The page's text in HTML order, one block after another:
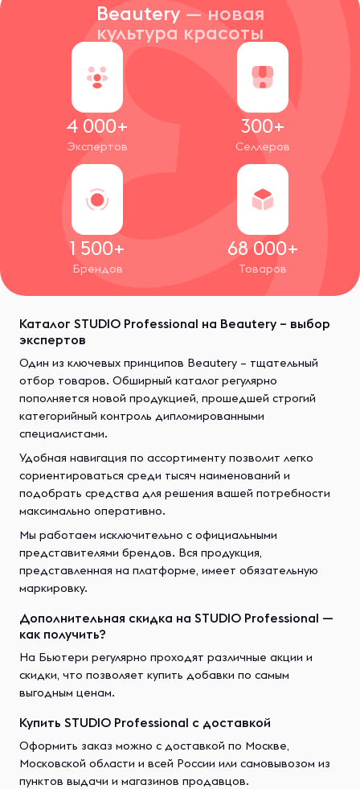
Beautery — новая
культура красоты
4 000+
Экспертов
300+
Селлеров
1 500+
Брендов
68 000+
Товаров
Каталог STUDIO Professional на Beautery – выбор
экспертов
Один из ключевых принципов Beautery – тщательный
отбор товаров. Обширный каталог регулярно
пополняется новой продукцией, прошедшей строгий
категорийный контроль дипломированными
специалистами.
Удобная навигация по ассортименту позволит легко
сориентироваться среди тысяч наименований и
подобрать средства для решения вашей потребности
максимально оперативно.
Мы работаем исключительно с официальными
представителями брендов. Вся продукция,
представленная на платформе, имеет обязательную
маркировку.
Дополнительная скидка на STUDIO Professional —
как получить?
На Бьютери регулярно проходят различные акции и
скидки, что позволяет купить добавки по самым
выгодным ценам.
Купить STUDIO Professional с доставкой
Оформить заказ можно с доставкой по Москве,
Московской области и всей России или самовывозом из
пунктов выдачи и магазинов продавцов.